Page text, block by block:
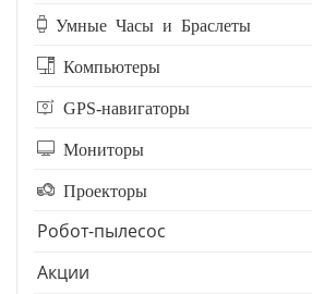
Умные Часы и Браслеты
Компьютеры
GPS-навигаторы
Мониторы
Проекторы
Робот-пылесос
Акции